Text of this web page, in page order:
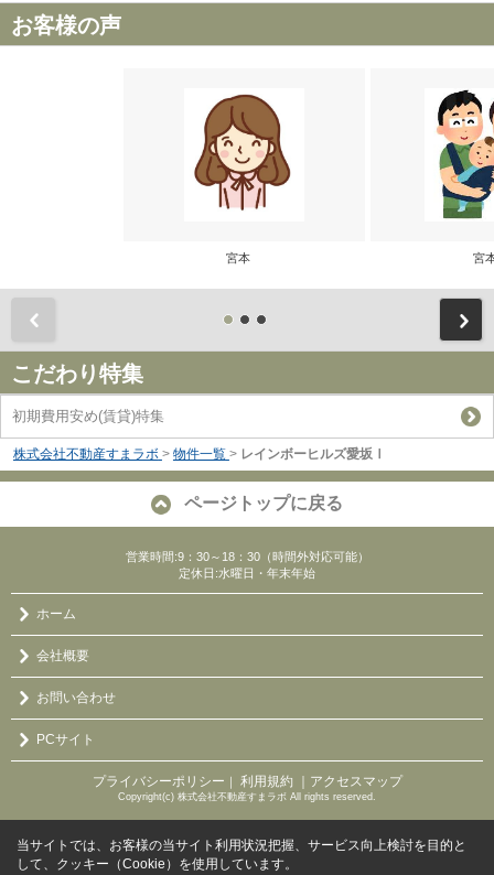
お客様の声
宮本 宮
こだわり特集
初期費用安め(賃貸)特集
株式会社不動産すまラボ > 物件一覧 > レインボーヒルズ愛坂Ⅰ
ページトップに戻る
営業時間:9：30～18：30（時間外対応可能）
定休日:水曜日・年末年始
ホーム
会社概要
お問い合わせ
PCサイト
プライバシーポリシー 利用規約 ｜アクセスマップ
Copyright(c) 株式会社不動産すまラボ All rights reserved.
当サイトでは、お客様の当サイト利用状況把握、サービス向上検討を目的と
して、クッキー（Cookie）を使用しています。